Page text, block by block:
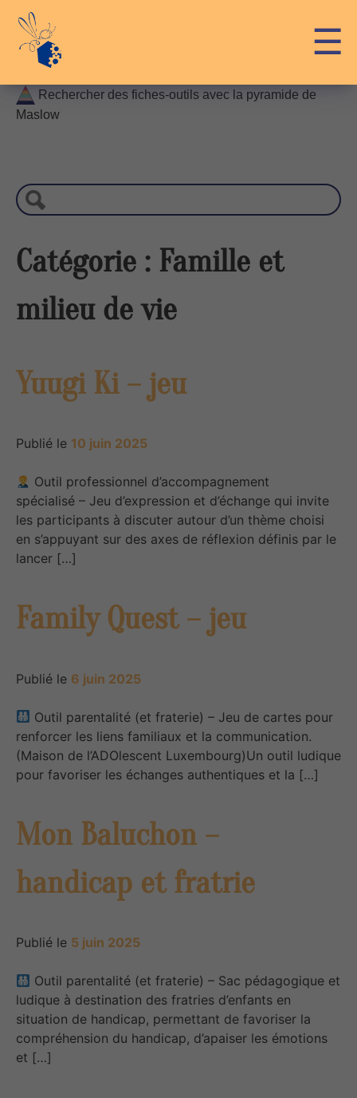
content
☰
Rechercher des fiches-outils avec la pyramide de
Maslow
c
h
r
c
e
Catégorie : Famille et
milieu de vie
Yuugi Ki – jeu
Publié le 10 juin 2025
Outil professionnel d’accompagnement
spécialisé – Jeu d’expression et d’échange qui invite
les participants à discuter autour d’un thème choisi
en s’appuyant sur des axes de réflexion définis par le
lancer […]
Family Quest – jeu
Publié le 6 juin 2025
Outil parentalité (et fraterie) – Jeu de cartes pour
renforcer les liens familiaux et la communication.
(Maison de l’ADOlescent Luxembourg)Un outil ludique
pour favoriser les échanges authentiques et la […]
Mon Baluchon –
handicap et fratrie
Publié le 5 juin 2025
Outil parentalité (et fraterie) – Sac pédagogique et
ludique à destination des fratries d’enfants en
situation de handicap, permettant de favoriser la
compréhension du handicap, d’apaiser les émotions
et […]